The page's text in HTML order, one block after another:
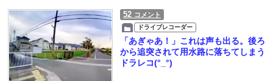
52 コメント
ドライブレコーダー
「あぎゃあ！」これは声も出る。後ろ
から追突されて用水路に落ちてしまう
ドラレコ(°_°)